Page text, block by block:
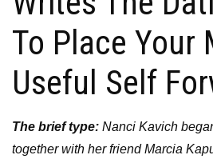
To Place Your
Useful Self
The brief type: Nanci Kavich
together with her friend Marcia